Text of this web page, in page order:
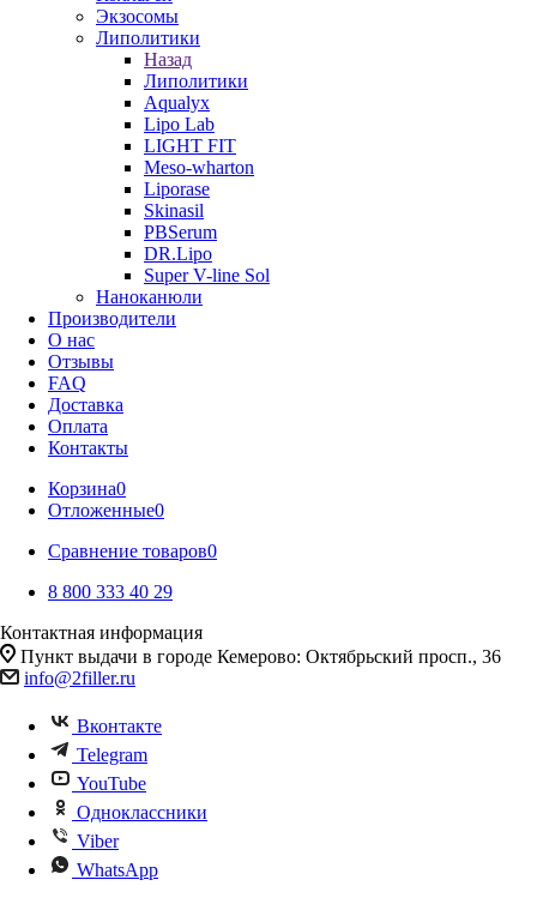
Экзосомы
Липолитики
Назад
Липолитики
Aqualyx
Lipo Lab
LIGHT FIT
Meso-wharton
Liporase
Skinasil
PBSerum
DR.Lipo
Super V-line Sol
Наноканюли
Производители
О нас
Отзывы
FAQ
Доставка
Оплата
Контакты
Корзина0
Отложенные0
Сравнение товаров0
8 800 333 40 29
Контактная информация
Пункт выдачи в городе Кемерово: Октябрьский просп., 36
info@2filler.ru
Вконтакте
Telegram
YouTube
Одноклассники
Viber
WhatsApp